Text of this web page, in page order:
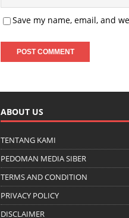
Save my name, email, and
ABOUT US
TENTANG KAMI
PEDOMAN MEDIA SIBER
TERMS AND CONDITION
PRIVACY POLICY
DISCLAIMER